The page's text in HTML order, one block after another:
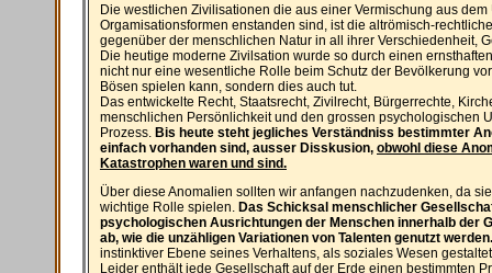
Die westlichen Zivilisationen die aus einer Vermischung aus
Orgamisationsformen enstanden sind, ist die altrömisch-
gegenüber der menschlichen Natur in all ihrer Verschiedenheit,
Die heutige moderne Zivilsation wurde so durch einen
nicht nur eine wesentliche Rolle beim Schutz der Bevölkerung
Bösen spielen kann, sondern dies auch tut.
Das entwickelte Recht, Staatsrecht, Zivilrecht, Bürgerrechte,
menschlichen Persönlichkeit und den grossen psychologischen
Prozess. Bis heute steht jegliches Verständniss bestimmter
einfach vorhanden sind, ausser Disskusion, obwohl diese
Katastrophen waren und sind.
Über diese Anomalien sollten wir anfangen nachzudenken, da
wichtige Rolle spielen. Das Schicksal menschlicher
psychologischen Ausrichtungen der Menschen innerhalb der
ab, wie die unzähligen Variationen von Talenten genutzt werden.
instinktiver Ebene seines Verhaltens, als soziales Wesen
Leider enthält jede Gesellschaft auf der Erde einen bestimmten